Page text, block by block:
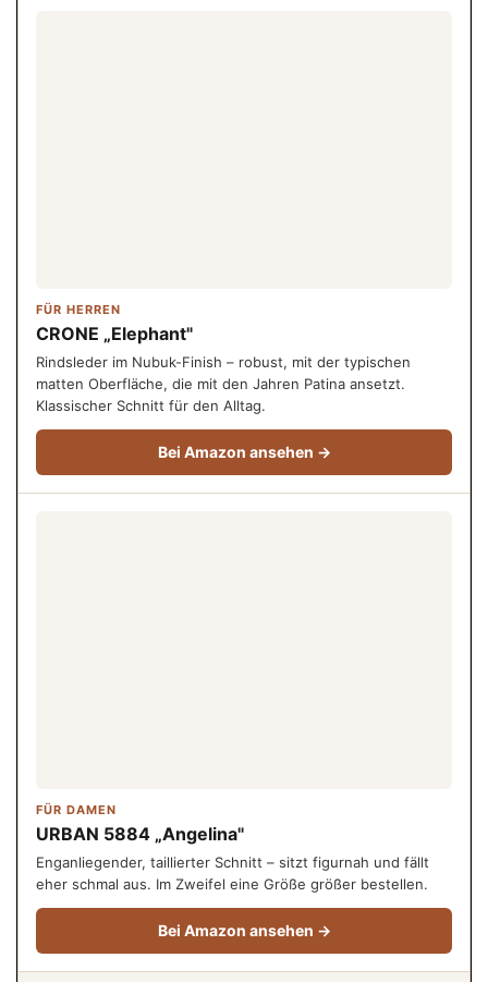
FÜR HERREN
CRONE „Elephant"
Rindsleder im Nubuk-Finish – robust, mit der typischen
matten Oberfläche, die mit den Jahren Patina ansetzt.
Klassischer Schnitt für den Alltag.
Bei Amazon ansehen →
FÜR DAMEN
URBAN 5884 „Angelina"
Enganliegender, taillierter Schnitt – sitzt figurnah und fällt
eher schmal aus. Im Zweifel eine Größe größer bestellen.
Bei Amazon ansehen →